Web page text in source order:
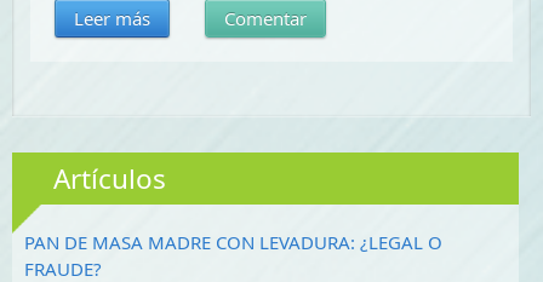
Leer más Comentar
Artículos
PAN DE MASA MADRE CON LEVADURA: ¿LEGAL O
FRAUDE?